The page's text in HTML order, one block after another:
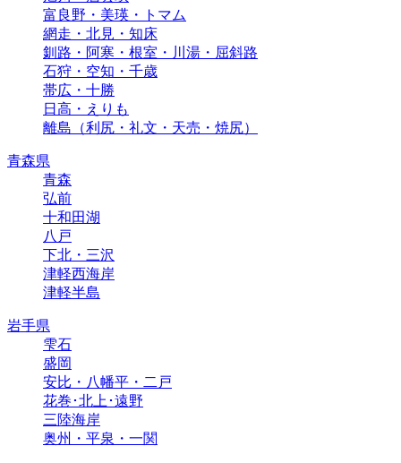
富良野・美瑛・トマム
網走・北見・知床
釧路・阿寒・根室・川湯・屈斜路
石狩・空知・千歳
帯広・十勝
日高・えりも
離島（利尻・礼文・天売・焼尻）
青森県
青森
弘前
十和田湖
八戸
下北・三沢
津軽西海岸
津軽半島
岩手県
雫石
盛岡
安比・八幡平・二戸
花巻･北上･遠野
三陸海岸
奥州・平泉・一関